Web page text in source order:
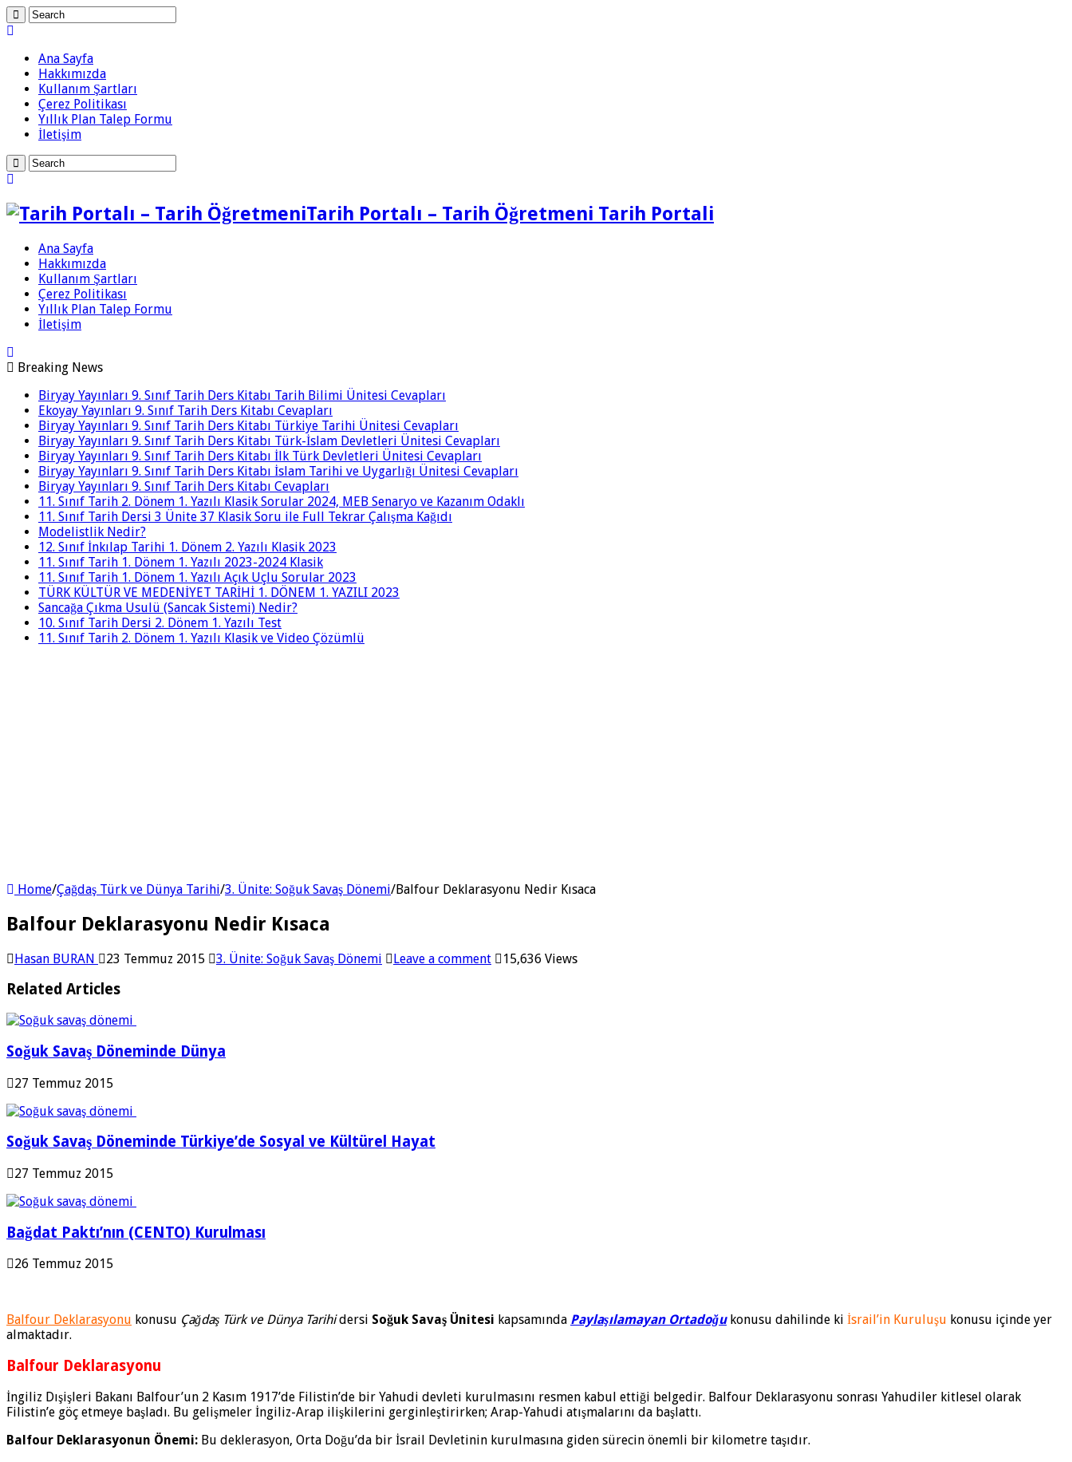
Ana Sayfa
Hakkımızda
Kullanım Şartları
Çerez Politikası
Yıllık Plan Talep Formu
İletişim
Tarih Portalı – Tarih Öğretmeni Tarih Portali
Ana Sayfa
Hakkımızda
Kullanım Şartları
Çerez Politikası
Yıllık Plan Talep Formu
İletişim
Breaking News
Biryay Yayınları 9. Sınıf Tarih Ders Kitabı Tarih Bilimi Ünitesi Cevapları
Ekoyay Yayınları 9. Sınıf Tarih Ders Kitabı Cevapları
Biryay Yayınları 9. Sınıf Tarih Ders Kitabı Türkiye Tarihi Ünitesi Cevapları
Biryay Yayınları 9. Sınıf Tarih Ders Kitabı Türk-İslam Devletleri Ünitesi Cevapları
Biryay Yayınları 9. Sınıf Tarih Ders Kitabı İlk Türk Devletleri Ünitesi Cevapları
Biryay Yayınları 9. Sınıf Tarih Ders Kitabı İslam Tarihi ve Uygarlığı Ünitesi Cevapları
Biryay Yayınları 9. Sınıf Tarih Ders Kitabı Cevapları
11. Sınıf Tarih 2. Dönem 1. Yazılı Klasik Sorular 2024, MEB Senaryo ve Kazanım Odaklı
11. Sınıf Tarih Dersi 3 Ünite 37 Klasik Soru ile Full Tekrar Çalışma Kağıdı
Modelistlik Nedir?
12. Sınıf İnkılap Tarihi 1. Dönem 2. Yazılı Klasik 2023
11. Sınıf Tarih 1. Dönem 1. Yazılı 2023-2024 Klasik
11. Sınıf Tarih 1. Dönem 1. Yazılı Açık Uçlu Sorular 2023
TÜRK KÜLTÜR VE MEDENİYET TARİHİ 1. DÖNEM 1. YAZILI 2023
Sancağa Çıkma Usulü (Sancak Sistemi) Nedir?
10. Sınıf Tarih Dersi 2. Dönem 1. Yazılı Test
11. Sınıf Tarih 2. Dönem 1. Yazılı Klasik ve Video Çözümlü
Home/Çağdaş Türk ve Dünya Tarihi/3. Ünite: Soğuk Savaş Dönemi/Balfour Deklarasyonu Nedir Kısaca
Balfour Deklarasyonu Nedir Kısaca
Hasan BURAN 23 Temmuz 2015 3. Ünite: Soğuk Savaş Dönemi Leave a comment 15,636 Views
Related Articles
Soğuk Savaş Döneminde Dünya
27 Temmuz 2015
Soğuk Savaş Döneminde Türkiye’de Sosyal ve Kültürel Hayat
27 Temmuz 2015
Bağdat Paktı’nın (CENTO) Kurulması
26 Temmuz 2015
Balfour Deklarasyonu konusu Çağdaş Türk ve Dünya Tarihidersi Soğuk Savaş Ünitesi kapsamında Paylaşılamayan Ortadoğukonusu dahilinde ki İsrail’in Kuruluşu konusu içinde yer
almaktadır.
Balfour Deklarasyonu
İngiliz Dışişleri Bakanı Balfour’un 2 Kasım 1917’de Filistin’de bir Yahudi devleti kurulmasını resmen ka­bul ettiği belgedir. Balfour Deklarasyonu sonrası Ya­hudiler kitlesel olarak
Filistin’e göç etmeye başladı. Bu gelişmeler İngiliz-Arap ilişkilerini gerginleştirirken; Arap-Yahudi atışmalarını da başlattı.
Balfour Deklarasyonun Önemi: Bu deklerasyon, Orta Doğu’da bir İsrail Devletinin kurulmasına giden sürecin önemli bir kilometre taşıdır.